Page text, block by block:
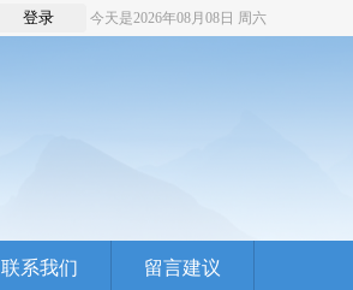
登录 今天是2026年08月08日 周六
联系我们 留言建议